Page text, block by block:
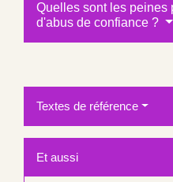
Quelles sont les peines
d'abus de confiance ?
Textes de référence
Et aussi